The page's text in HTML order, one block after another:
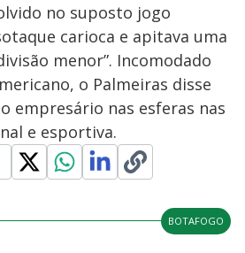
no suposto jogo
carioca e apitava uma
menor”. Incomodado
o Palmeiras disse
empresário nas esferas nas
e esportiva.
BOTAFOGO